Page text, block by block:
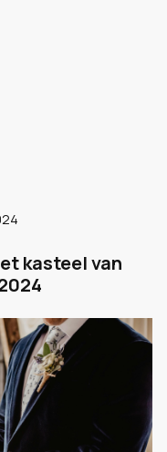
kasteel van